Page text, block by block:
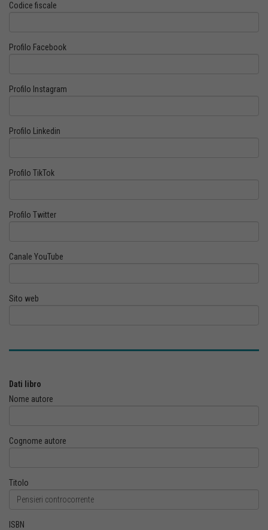
Codice fiscale
Profilo Facebook
Profilo Instagram
Profilo Linkedin
Profilo TikTok
Profilo Twitter
Canale YouTube
Sito web
Dati libro
Nome autore
Cognome autore
Titolo
ISBN